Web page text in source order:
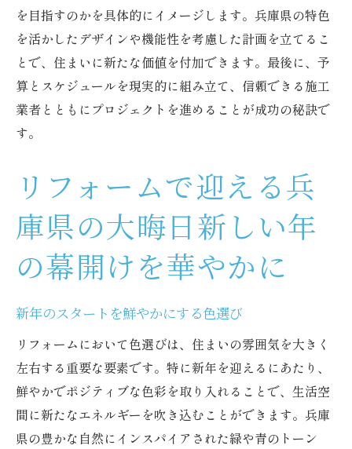
新年に向けた大胆なリフォームのすすめ
を目指すのかを具体的にイメージします。兵庫県の特色
を活かしたデザインや機能性を考慮した計画を立てるこ
とで、住まいに新たな価値を付加できます。最後に、予
算とスケジュールを現実的に組み立て、信頼できる施工
業者とともにプロジェクトを進めることが成功の秘訣で
す。
リフォームで迎える兵
庫県の大晦日新しい年
の幕開けを華やかに
新年のスタートを鮮やかにする色選び
リフォームにおいて色選びは、住まいの雰囲気を大きく
左右する重要な要素です。特に新年を迎えるにあたり、
鮮やかでポジティブな色彩を取り入れることで、生活空
間に新たなエネルギーを吹き込むことができます。兵庫
県の豊かな自然にインスパイアされた緑や青のトーン